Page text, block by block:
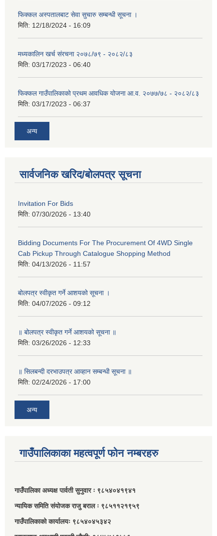
फिक्कल अस्पतालबाट सेवा सुचारु सम्बन्धी सूचना ।
मिति: 12/18/2024 - 16:09
मध्यकालिन खर्च संरचना २०७८/७९ - २०८२/८३
मिति: 03/17/2023 - 06:40
फिक्कल गाउँपालिकाको प्रथम आवधिक योजना आ.व. २०७७/७८ - २०८२/८३
मिति: 03/17/2023 - 06:37
अन्य
सार्वजनिक खरिद/बोलपत्र सूचना
Invitation For Bids
मिति: 07/30/2026 - 13:40
Bidding Documents For The Procurement Of 4WD Single
Cab Pickup Through Catalogue Shopping Method
मिति: 04/13/2026 - 11:57
बोलपत्र स्वीकृत गर्ने आशयको सूचना ।
मिति: 04/07/2026 - 09:12
॥ बोलपत्र स्वीकृत गर्ने आशयको सूचना ॥
मिति: 03/26/2026 - 12:33
॥ सिलबन्दी दरभाउपत्र आव्हान सम्बन्धी सूचना ॥
मिति: 02/24/2026 - 17:00
अन्य
गाउँपालिकाका महत्वपूर्ण फोन नम्बरहरु
गाउँपालिका अध्यक्ष पार्वती सुनुवार ः ९८५४०४१९४१
न्यायिक समिति संयोजक राजु बराल ः ९८५११२१९५९
गाउँपालिकाको कार्यालयः ९८५४०४५३४२